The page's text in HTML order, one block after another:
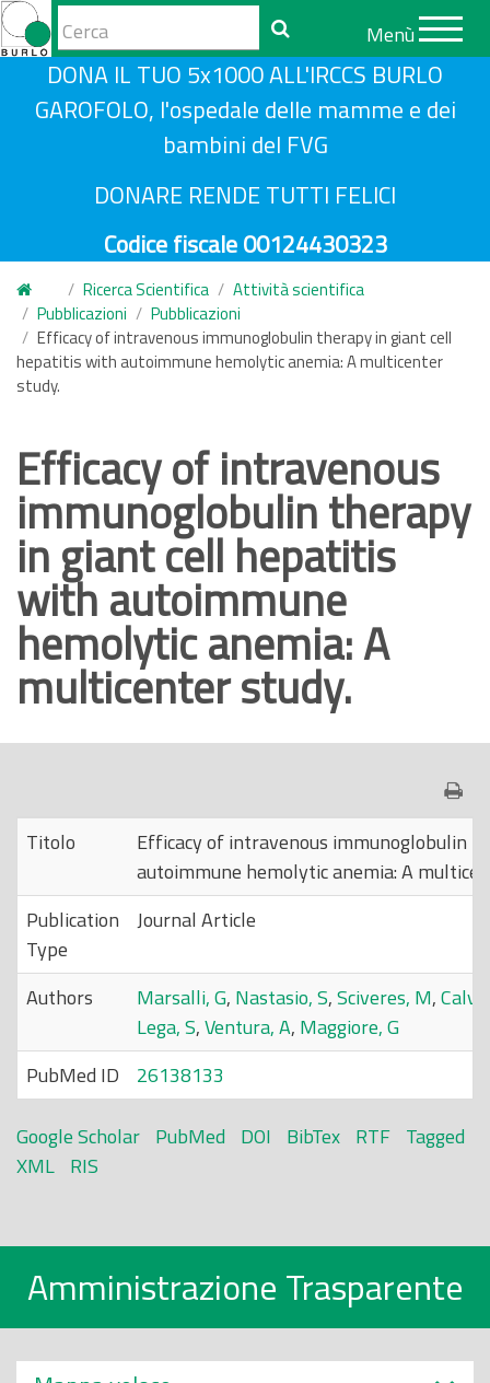
a
Form
di
ricerca
Cerca
DONA IL TUO 5x1000 ALL'IRCCS BURLO
GAROFOLO, l'ospedale delle mamme e dei
bambini del FVG
DONARE RENDE TUTTI FELICI
Codice fiscale 00124430323
Menù
Ricerca Scientifica
Attività scientifica
Pubblicazioni
Pubblicazioni
Efficacy of intravenous immunoglobulin therapy in giant cell
hepatitis with autoimmune hemolytic anemia: A multicenter
study.
Efficacy of intravenous
immunoglobulin therapy
in giant cell hepatitis
with autoimmune
hemolytic anemia: A
multicenter study.
Titolo
Efficacy of intravenous immunoglobulin
autoimmune hemolytic anemia: A
Publication
Type
Journal Article
Authors Marsalli, G, Nastasio, S,Sciveres, M,
Lega, S,Ventura, A, Maggiore, G
PubMed ID
26138133
Google Scholar PubMed DOI BibTex RTF Tagged
XML RIS
Amministrazione Trasparente